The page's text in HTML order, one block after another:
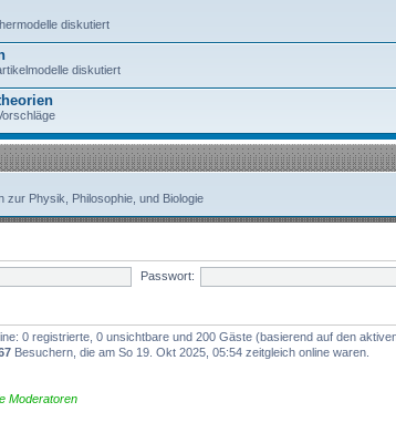
diskutiert
diskutiert
zur Physik, Philosophie, und Biologie
Passwort:
0 registrierte, 0 unsichtbare und 200 Gäste (basierend auf den
Besuchern, die am So 19. Okt 2025, 05:54 zeitgleich online waren.
Moderatoren